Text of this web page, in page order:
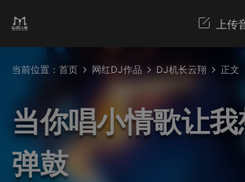
当前位置： 首页 网红DJ作品 DJ机长云翔 正文
当你唱小情歌让
弹鼓